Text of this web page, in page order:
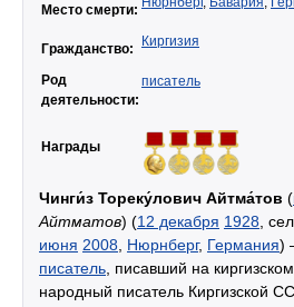
Место смерти:
Гражданство: Киргизия
Род
деятельности:
писатель
Награды
Чинги́з Тореку́лович Айтма́тов (
Айтматов) (12 декабря 1928 ,
июня 2008 Нюрнберг, Германия)
писатель , писавший на
народный писатель Киргизской